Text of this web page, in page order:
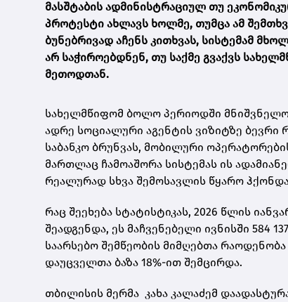
მასშტაბის ადმინისტრაციულ თუ
პროტესტი ახლავს ხოლმე, თუმცა ამ
ბუნებრივად აჩენს კითხვას, სისტემამ
არ საჭიროებდნენ, თუ საქმე გვაქვს
მეთოდთან.
სახელმწიფომ ბოლო პერიოდში
ადრე სოციალური აგენტის ვიზიტზე ბევრი
საბანკო ბრუნვას, მობილური
მართლაც ჩამოაშორა სისტემას ის
რეალურად სხვა შემოსავლის წყარო
რაც შეეხება სტატისტიკას, 2026 წლის
შეადგენდა, ეს მაჩვენებელი ივნისში 584
საარსებო შემწეობის მიმღებთა
დაუცველთა ბაზა 18%-ით შემცირდა.
თბილისის მერმა კახა კალაძემ